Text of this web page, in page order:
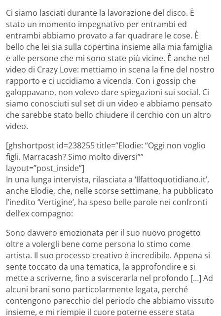
Ci siamo lasciati durante la lavorazione del disco. È
stato un momento impegnativo per entrambi ed
entrambi abbiamo provato a far quadrare le cose. È
bello che lei sia sulla copertina insieme alla mia famiglia
e alle persone che mi sono state più vicine. È anche nel
video di Crazy Love: mettiamo in scena la fine del nostro
rapporto e ci uccidiamo a vicenda. Con i gossip che
galoppavano, non volevo dare spiegazioni sui social. Ci
siamo conosciuti sul set di un video e abbiamo pensato
che sarebbe stato bello chiudere il cerchio con un altro
video.
[ghshortpost id=238255 title=”Elodie: “Oggi non voglio
figli. Marracash? Simo molto diversi””
layout=”post_inside”]
In una lunga intervista, rilasciata a ‘Ilfattoquotidiano.it’,
anche Elodie, che, nelle scorse settimane, ha pubblicato
l’inedito ‘Vertigine’, ha speso belle parole nei confronti
dell’ex compagno:
Sono davvero emozionata per il suo nuovo progetto
oltre a volergli bene come persona lo stimo come
artista. Il suo processo creativo è incredibile. Appena si
sente toccato da una tematica, la approfondire e si
mette a scriverne, fino a sviscerarla nel profondo […] Ad
alcuni brani sono particolarmente legata, perché
contengono parecchio del periodo che abbiamo vissuto
insieme, e mi riempie il cuore poterne essere stata